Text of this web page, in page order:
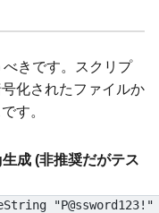
べきです。スクリプ
化されたファイルか
す。
成 (非推奨だがテス